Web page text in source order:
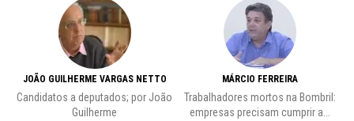
JOÃO GUILHERME VARGAS NETTO
Candidatos a deputados; por João
Guilherme
MÁRCIO FERREIRA
Trabalhadores mortos na Bombril:
empresas precisam cumprir a...